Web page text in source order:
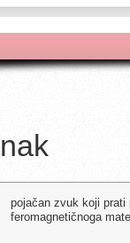
pojačan zvuk koji prati
feromagnetičnoga